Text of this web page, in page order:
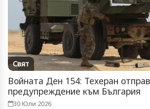
Свят
Войната Ден 154: Техеран
предупреждение към България
30 Юли 2026